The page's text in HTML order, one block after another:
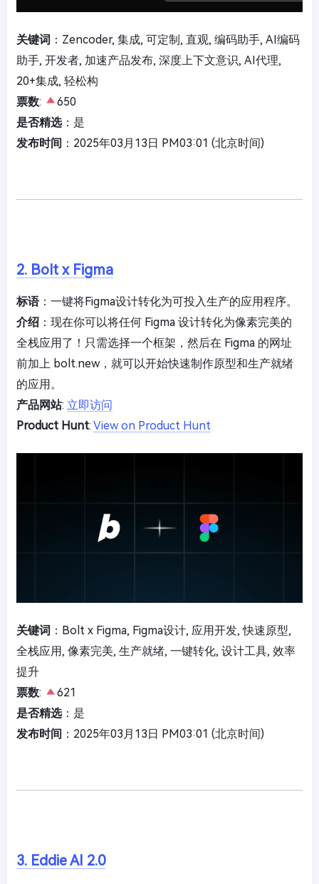
关键词 ：Zencoder, 集成, 可定制, 直观, 编码助手, AI编码
助手, 开发者, 加速产品发布, 深度上下文意识, AI代理,
20+集成, 轻松构
票数:
650
是否精选：是
发布时间 ：2025年03月13日 PM03:01 (北京时间)
2. Bolt x Figma
标语：一键将Figma设计转化为可投入生产的应用程序。
介绍 ：现在你可以将任何 Figma 设计转化为像素完美的
全栈应用了！只需选择一个框架，然后在 Figma 的网址
前加上 bolt.new，就可以开始快速制作原型和生产就绪
的应用。
产品网站: 立即访问
Product Hunt: View on Product Hunt
关键词 ：Bolt x Figma, Figma设计, 应用开发, 快速原型,
全栈应用, 像素完美, 生产就绪, 一键转化, 设计工具, 效率
提升
票数:
621
是否精选：是
发布时间 ：2025年03月13日 PM03:01 (北京时间)
3. Eddie AI 2.0